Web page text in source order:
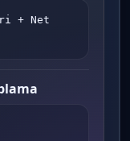
+ Net